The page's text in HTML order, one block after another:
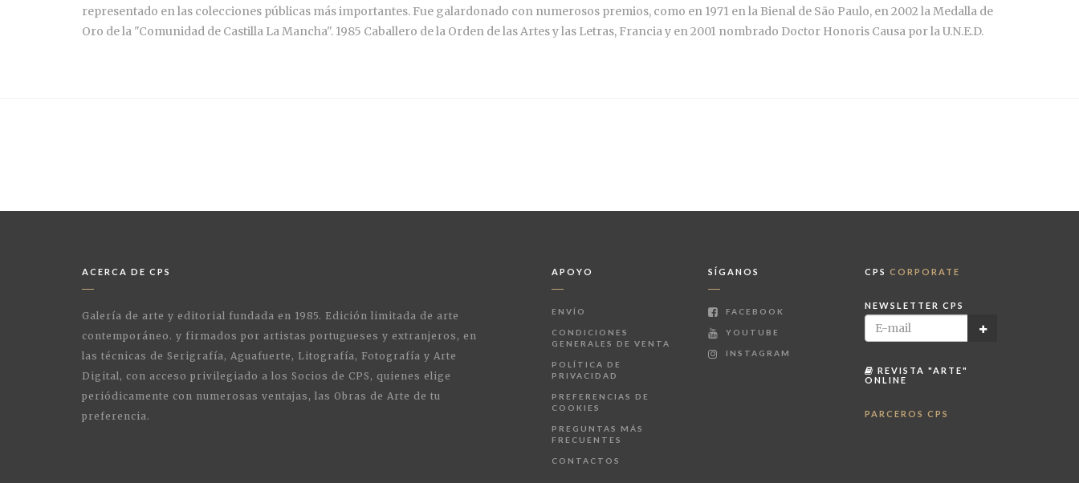
representado en las colecciones públicas más importantes. Fue galardonado con numerosos premios, como en 1971 en la Bienal de São Paulo, en 2002 la Medalla de
Oro de la "Comunidad de Castilla La Mancha". 1985 Caballero de la Orden de las Artes y las Letras, Francia y en 2001 nombrado Doctor Honoris Causa por la U.N.E.D.
ACERCA DE CPS
Galería de arte y editorial fundada en 1985. Edición limitada de arte
contemporáneo. y firmados por artistas portugueses y extranjeros, en
las técnicas de Serigrafía, Aguafuerte, Litografía, Fotografía y Arte
Digital, con acceso privilegiado a los Socios de CPS, quienes elige
periódicamente con numerosas ventajas, las Obras de Arte de tu
preferencia.
APOYO
ENVÍO
CONDICIONES
GENERALES DE VENTA
POLÍTICA DE
PRIVACIDAD
PREFERENCIAS DE
COOKIES
PREGUNTAS MÁS
FRECUENTES
CONTACTOS
SÍGANOS
FACEBOOK
YOUTUBE
INSTAGRAM
CPS CORPORATE
NEWSLETTER CPS
REVISTA "ARTE"
ONLINE
PARCEROS CPS